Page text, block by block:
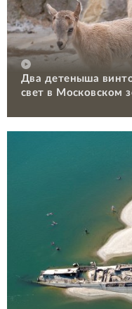
Два детеныша
свет в Московском